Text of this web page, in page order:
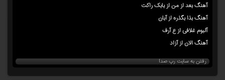
آهنگ بعد از من از بابک راکت
آهنگ بذا بگذره از آبان
آلبوم غلافی از ع آرف
آهنگ الان از آزاد
رفتن به سایت رپ صدا